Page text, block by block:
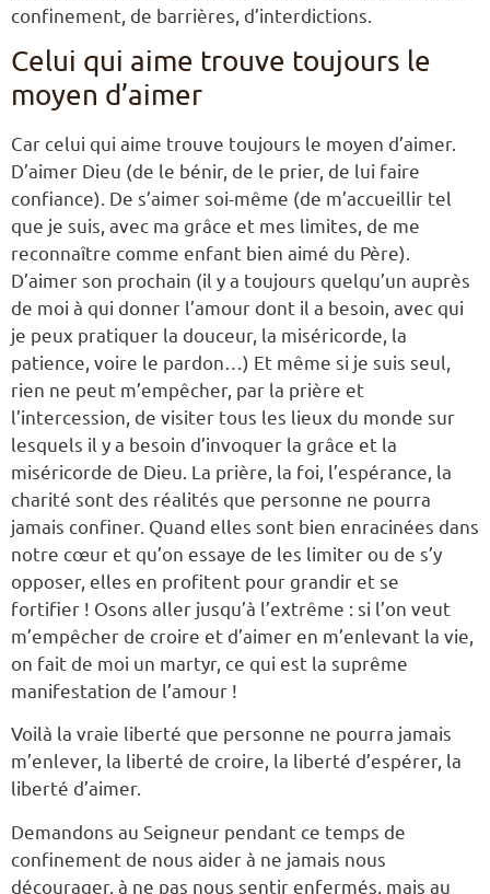
confinement, de barrières, d’interdictions.
Celui qui aime trouve toujours le
moyen d’aimer
Car celui qui aime trouve toujours le moyen d’aimer.
D’aimer Dieu (de le bénir, de le prier, de lui faire
confiance). De s’aimer soi-même (de m’accueillir tel
que je suis, avec ma grâce et mes limites, de me
reconnaître comme enfant bien aimé du Père).
D’aimer son prochain (il y a toujours quelqu’un auprès
de moi à qui donner l’amour dont il a besoin, avec qui
je peux pratiquer la douceur, la miséricorde, la
patience, voire le pardon…) Et même si je suis seul,
rien ne peut m’empêcher, par la prière et
l’intercession, de visiter tous les lieux du monde sur
lesquels il y a besoin d’invoquer la grâce et la
miséricorde de Dieu. La prière, la foi, l’espérance, la
charité sont des réalités que personne ne pourra
jamais confiner. Quand elles sont bien enracinées dans
notre cœur et qu’on essaye de les limiter ou de s’y
opposer, elles en profitent pour grandir et se
fortifier ! Osons aller jusqu’à l’extrême : si l’on veut
m’empêcher de croire et d’aimer en m’enlevant la vie,
on fait de moi un martyr, ce qui est la suprême
manifestation de l’amour !
Voilà la vraie liberté que personne ne pourra jamais
m’enlever, la liberté de croire, la liberté d’espérer, la
liberté d’aimer.
Demandons au Seigneur pendant ce temps de
confinement de nous aider à ne jamais nous
décourager, à ne pas nous sentir enfermés, mais au